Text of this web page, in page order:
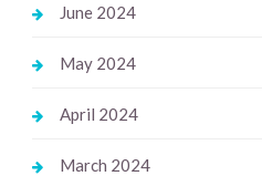
June 2024
May 2024
April 2024
March 2024